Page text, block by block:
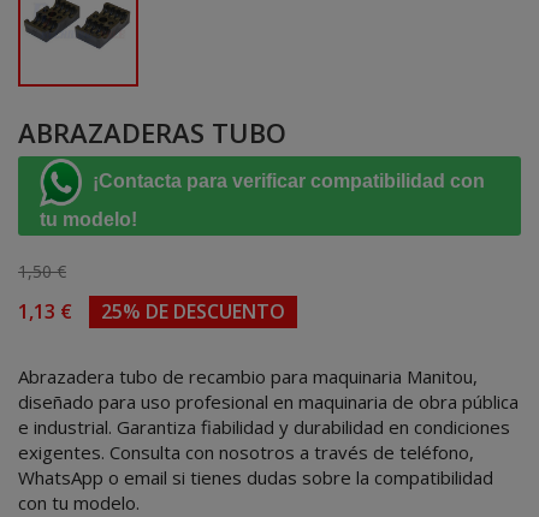
ABRAZADERAS TUBO
¡Contacta para verificar compatibilidad con
tu modelo!
1,50 €
1,13 € 25% DE DESCUENTO
Abrazadera tubo de recambio para maquinaria Manitou,
diseñado para uso profesional en maquinaria de obra pública
e industrial. Garantiza fiabilidad y durabilidad en condiciones
exigentes. Consulta con nosotros a través de teléfono,
WhatsApp o email si tienes dudas sobre la compatibilidad
con tu modelo.